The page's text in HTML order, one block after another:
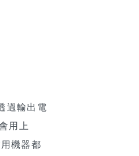
過輸出電
用上
機器都